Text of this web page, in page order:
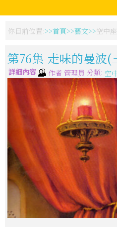
你目前位置: 首頁 藝文 空中
第76集-走味的曼波
詳細內容 作者 管理員 分類: 空